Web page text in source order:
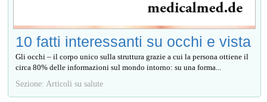
10 fatti interessanti su occhi e vista
Gli occhi – il corpo unico sulla struttura grazie a cui la persona ottiene il
circa 80% delle informazioni sul mondo intorno: su una forma...
Sezione: Articoli su salute